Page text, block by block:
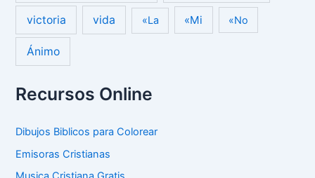
victoria vida «La «Mi «No
Ánimo
Recursos Online
Dibujos Biblicos para Colorear
Emisoras Cristianas